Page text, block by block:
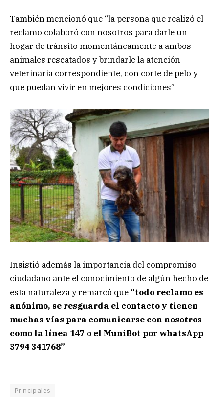
También mencionó que “la persona que realizó el
reclamo colaboró con nosotros para darle un
hogar de tránsito momentáneamente a ambos
animales rescatados y brindarle la atención
veterinaria correspondiente, con corte de pelo y
que puedan vivir en mejores condiciones”.
Insistió además la importancia del compromiso
ciudadano ante el conocimiento de algún hecho de
esta naturaleza y remarcó que “todo reclamo es
anónimo, se resguarda el contacto y tienen
muchas vías para comunicarse con nosotros
como la línea 147 o el MuniBot por whatsApp
3794 341768”.
Principales